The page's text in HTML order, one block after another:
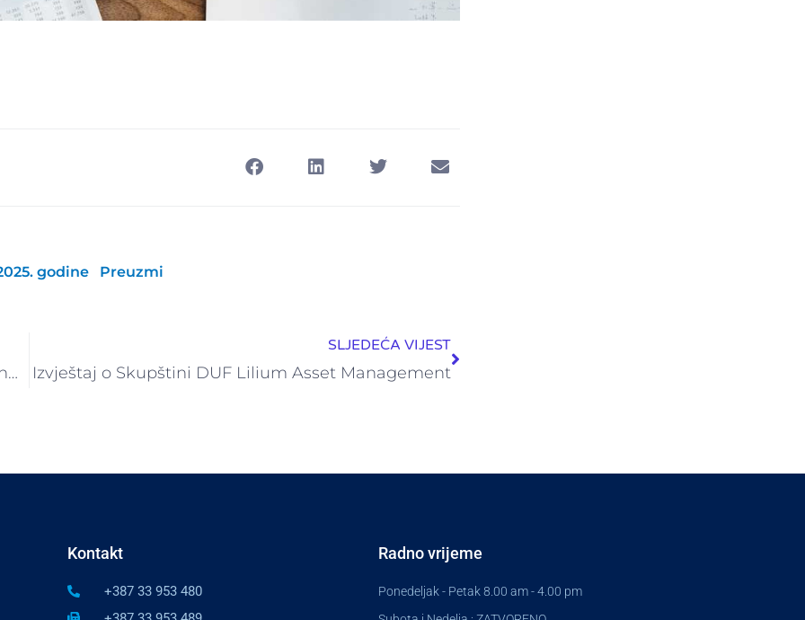
godine Preuzmi
Obavijest o održavanju skupštine ZIF Fortuna Fond za 13.06.2025. godine
SLJEDEĆA VIJEST
Izvještaj o Skupštini DUF Lilium Asset Management
Kontakt
+387 33 953 480
Radno vrijeme
Ponedeljak - Petak 8.00 am - 4.00 pm